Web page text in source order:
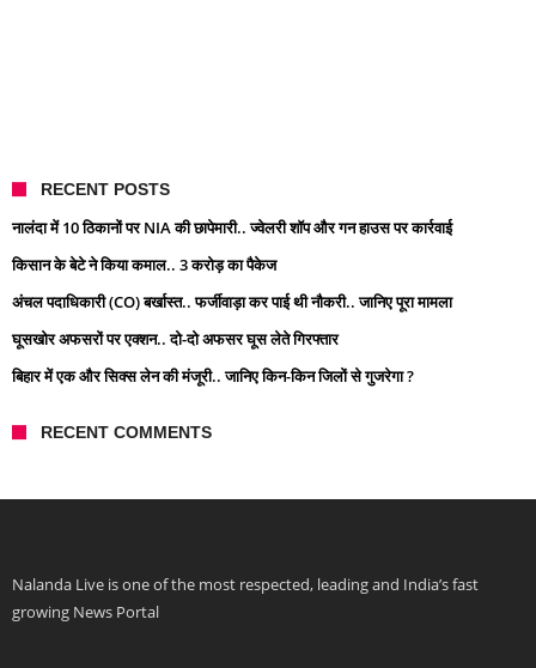
RECENT POSTS
नालंदा में 10 ठिकानों पर NIA की छापेमारी.. ज्वेलरी शॉप और गन हाउस पर कार्रवाई
किसान के बेटे ने किया कमाल.. 3 करोड़ का पैकेज
अंचल पदाधिकारी (CO) बर्खास्त.. फर्जीवाड़ा कर पाई थी नौकरी.. जानिए पूरा मामला
घूसखोर अफसरों पर एक्शन.. दो-दो अफसर घूस लेते गिरफ्तार
बिहार में एक और सिक्स लेन की मंजूरी.. जानिए किन-किन जिलों से गुजरेगा ?
RECENT COMMENTS
Nalanda Live is one of the most respected, leading and India’s fast
growing News Portal